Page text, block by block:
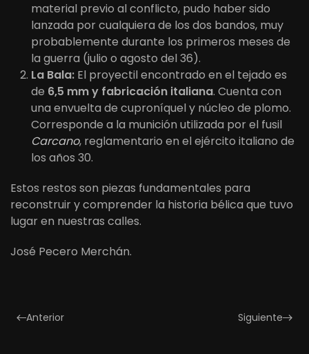
material previo al conflicto, pudo haber sido
lanzada por cualquiera de los dos bandos, muy
probablemente durante los primeros meses de
la guerra (julio o agosto del 36).
La Bala: El proyectil encontrado en el tejado es
de 6,5 mm y fabricación italiana. Cuenta con
una envuelta de cuproníquel y núcleo de plomo.
Corresponde a la munición utilizada por el fusil
Carcano, reglamentario en el ejército italiano de
los años 30.
Estos restos son piezas fundamentales para
reconstruir y comprender la historia bélica que tuvo
lugar en nuestras calles.
José Pecero Merchán.
Anterior Siguiente